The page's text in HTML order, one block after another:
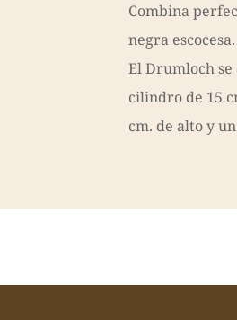
Combina
negra escocesa.
El Drumloch
cilindro de 15
cm. de alto y